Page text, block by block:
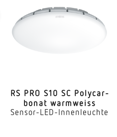
RS PRO S10 SC Poly­car­
bonat warmweiss
Sensor-LED-Innenleuchte